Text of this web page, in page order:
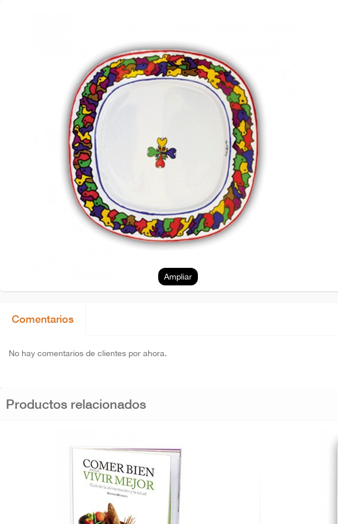
Ampliar
Comentarios
No hay comentarios de clientes por ahora.
Productos relacionados